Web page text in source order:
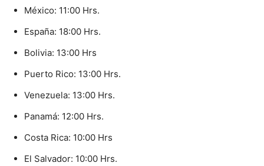
México: 11:00 Hrs.
España: 18:00 Hrs.
Bolivia: 13:00 Hrs
Puerto Rico: 13:00 Hrs.
Venezuela: 13:00 Hrs.
Panamá: 12:00 Hrs.
Costa Rica: 10:00 Hrs
El Salvador: 10:00 Hrs.